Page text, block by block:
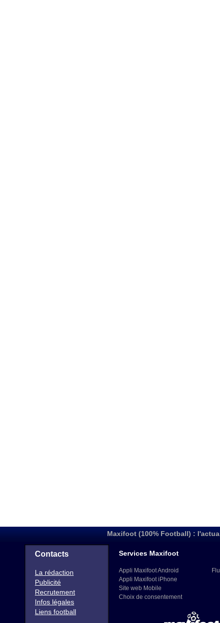
Maxifoot (100% Football) :
Contacts
La rédaction
Publicité
Recrutement
Infos légales
Liens football
Services Maxifoot
Appli Maxifoot Android
Appli Maxifoot iPhone
Site web Mobile
Choix de consentement